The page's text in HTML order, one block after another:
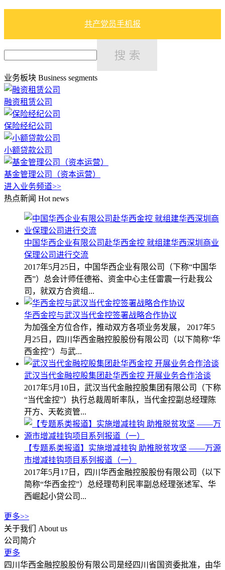
共产党员手机报
业务板块 Business segments
融资租赁公司
保险经纪公司
小额贷款公司
基金管理公司（资本运营）
进入业务频道>>
热点新闻 Hot news
中国华西企业有限公司赴华西金控 就组建华西深圳商业
保理公司进行交流
2017年5月25日，中国华西企业有限公司（下称“中国华
西”）总会计师任德裕、资金中心主任雷震一行赴我公
司，就双方合资组...
华西金控与武汉当代金控签署战略合作协议
为加强全方位合作，推动双方各项业务发展， 2017年5
月25日，四川华西金融控股股份有限公司（以下简称“华
西金控”）与武...
武汉当代金融控股集团赴华西金控 开展业务合作洽谈
2017年5月10日，武汉当代金融控股集团有限公司（下称
“当代金控”）执行总裁周昕率队，当代金控副总经理陈
开方、天乾资管...
【专题系类报道】实施增减挂钩 助推脱贫攻坚 ——万源
市增减挂钩项目系列报道（一）
2017年5月17日，四川华西金融控股股份有限公司（以下
简称“华西金控”）总经理苟利民率副总经理张述军、华
西崛起小贷公司...
更多>>
关于我们
About us
公司简介
更多
四川华西金融控股股份有限公司是经四川省国资委批准，由华